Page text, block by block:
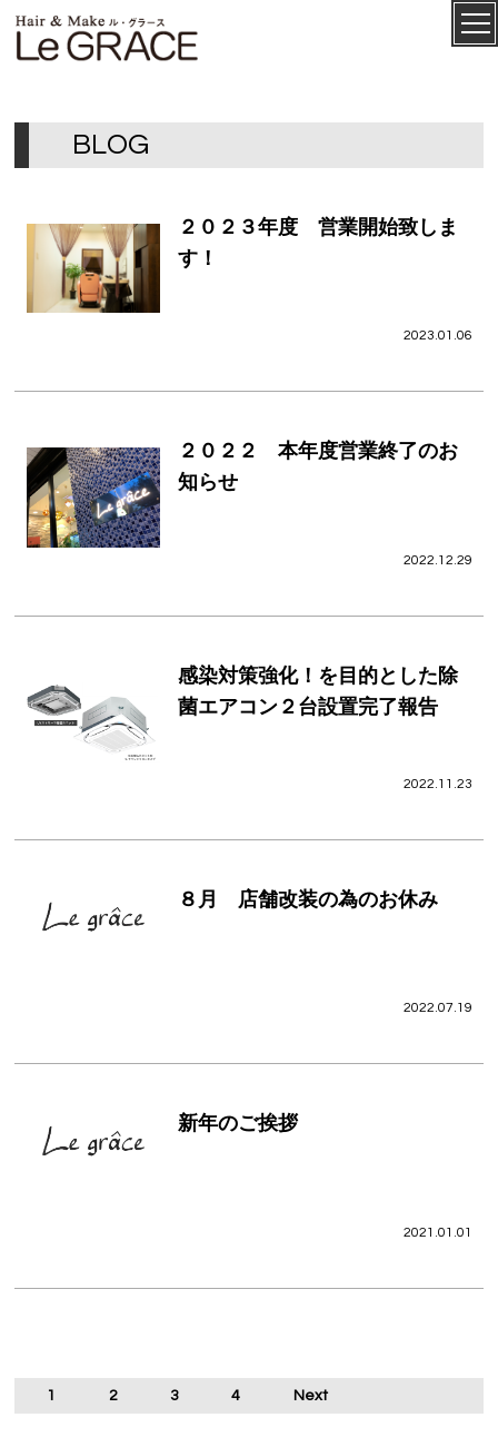
ル・グ
ラース
CONCEPT
STAFF
VOICE
NEWS
PRIVACY POLICY
BLOG
２０２３年度 営業開始致しま
す！
2023.01.06
２０２２ 本年度営業終了のお
知らせ
2022.12.29
感染対策強化！を目的とした除
菌エアコン２台設置完了報告
2022.11.23
８月 店舗改装の為のお休み
2022.07.19
新年のご挨拶
2021.01.01
1 2 3 4 Next